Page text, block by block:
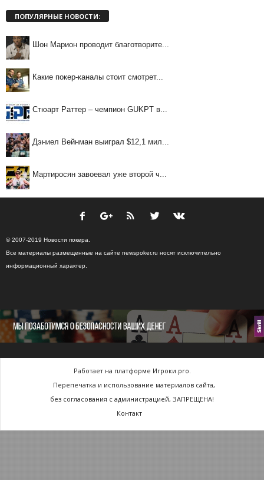
ПОПУЛЯРНЫЕ НОВОСТИ:
Шон Марион проводит благотворите...
Какие покер-каналы стоит смотрет...
Стюарт Раттер – чемпион GUKPT в...
Дэниел Вейнман выиграл $12,1 мил...
Мартиросян завоевал уже второй ч...
© 2007-2019 Новости покера.
Все материалы размещенные на сайте newspoker.ru носят исключительно
информационный характер.
Работает на платформе Игроки.pro.
Перепечатка и использование материалов сайта,
без согласования с администрацией, ЗАПРЕЩЕНА!
Контакт